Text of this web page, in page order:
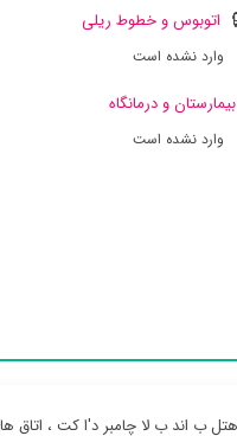
اتوبوس و خطوط ریلی
وارد نشده است
بیمارستان و درمانگاه
وارد نشده است